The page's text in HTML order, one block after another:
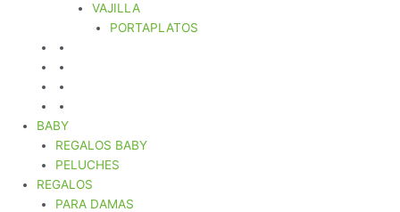
VAJILLA
PORTAPLATOS
BABY
REGALOS BABY
PELUCHES
REGALOS
PARA DAMAS